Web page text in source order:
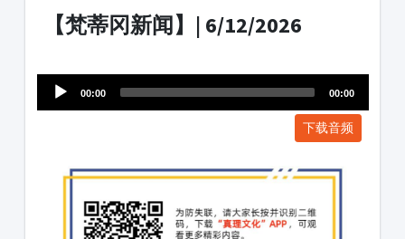
【梵蒂冈新闻】| 6/12/2026
Player
00:00 00:00
下载音频